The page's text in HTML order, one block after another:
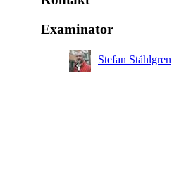
Examinator
Stefan Ståhlgren